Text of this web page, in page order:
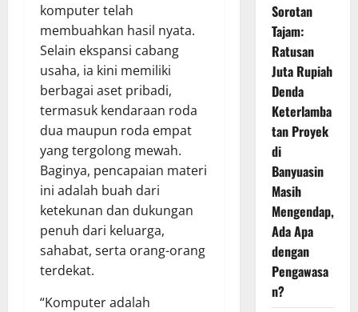
komputer telah
membuahkan hasil nyata.
Selain ekspansi cabang
usaha, ia kini memiliki
berbagai aset pribadi,
termasuk kendaraan roda
dua maupun roda empat
yang tergolong mewah.
Baginya, pencapaian materi
ini adalah buah dari
ketekunan dan dukungan
penuh dari keluarga,
sahabat, serta orang-orang
terdekat.
“Komputer adalah
Sorotan
Tajam:
Ratusan
Juta Rupiah
Denda
Keterlamba
tan Proyek
di
Banyuasin
Masih
Mengendap,
Ada Apa
dengan
Pengawasa
n?